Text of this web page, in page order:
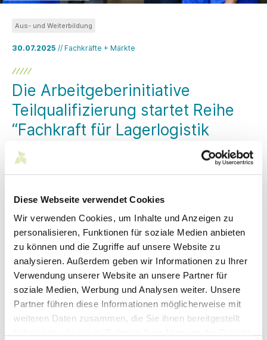
Diese Webseite verwendet Cookies
Wir verwenden Cookies, um Inhalte und Anzeigen zu
personalisieren, Funktionen für soziale Medien anbieten
zu können und die Zugriffe auf unsere Website zu
analysieren. Außerdem geben wir Informationen zu Ihrer
Verwendung unserer Website an unsere Partner für
soziale Medien, Werbung und Analysen weiter. Unsere
Partner führen diese Informationen möglicherweise mit
weiteren Daten zusammen, die Sie ihnen bereitgestellt
30.07.2025 // Fachkräfte + Märkte
Aus- und Weiterbildung
Die Arbeitgeberinitiative
Teilqualifizierung startet Reihe
“Fachkraft für Lagerlogistik
(m/w/d)”
Das Gütesiegel „Eine TQ besser!“ der
Zusammenschluss deutscher Arbeitgeberverbände
bundeseinheitliche Durchführung von
Teilqualifizierungen nach einem gemeinsamen Konzept
und festgelegten Standards. Im Oktober startet die
Initiative die Reihe “Fachkraft Lagerlogistik”.
Was?Weiterbildung TQ-Reihe im Berufsbild "Fachkraft
Lagerlogistik" im Blockunterricht, eine Woche pro Monat
Wann?Ab 6. Oktober 2025, 440 Unterrichtseinheiten +
200 Stunden im Unternehmen pro Teilqualifizierung